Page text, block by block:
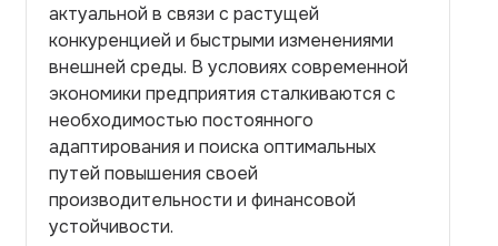
актуальной в связи с растущей
конкуренцией и быстрыми изменениями
внешней среды. В условиях современной
экономики предприятия сталкиваются с
необходимостью постоянного
адаптирования и поиска оптимальных
путей повышения своей
производительности и финансовой
устойчивости.